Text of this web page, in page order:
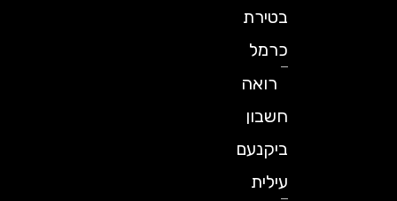
בטירת
כרמל
רואה
חשבון
ביקנעם
עילית